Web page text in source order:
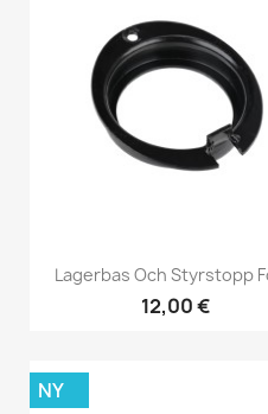
Snabbvy
Lagerbas Och Styrstopp
12,00 €
NY